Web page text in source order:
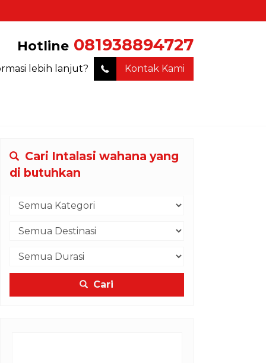
Hotline 081938894727
lebih lanjut? Kontak Kami
Cari Intalasi wahana yang
di butuhkan
Cari